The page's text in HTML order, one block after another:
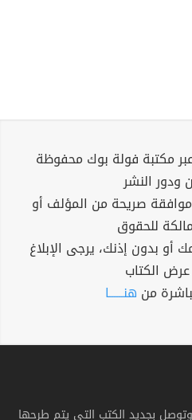
مكتبة فولة بوك محفوظة
ودور النشر
صريحة من المؤلف أو
للحقوق
أو بدون إذنك، يرجى الإبلاغ
الكتاب
من هنــــــا
وتوصل بجديد الكتب التي يتم طرحها